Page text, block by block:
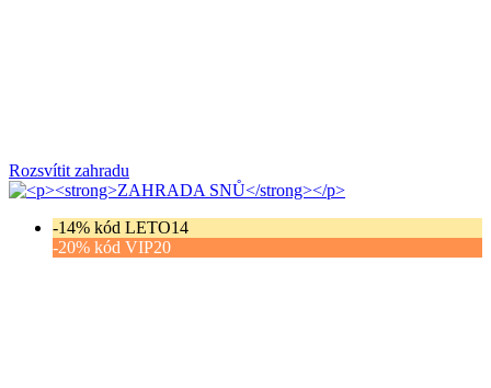
Rozsvítit zahradu
-14% kód LETO14
-20% kód VIP20